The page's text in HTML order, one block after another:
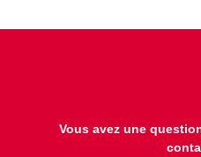
Vous avez une